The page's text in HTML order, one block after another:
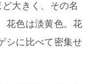
大きく、その名
花色は淡黄色。花
シに比べて密集せ